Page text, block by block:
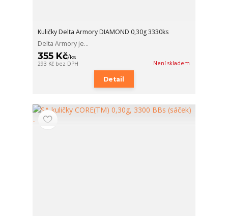
Kuličky Delta Armory DIAMOND 0,30g 3330ks
Delta Armory je...
355 Kč/ks
293 Kč bez DPH Není skladem
Detail